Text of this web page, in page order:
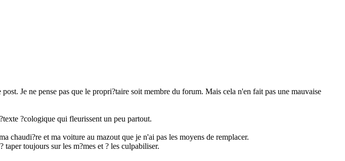
Je ne pense pas que le propri?taire soit membre du forum. Mais cela n'en fait pas une mauvaise
?cologique qui fleurissent un peu partout.
chaudi?re et ma voiture au mazout que je n'ai pas les moyens de remplacer.
toujours sur les m?mes et ? les culpabiliser.